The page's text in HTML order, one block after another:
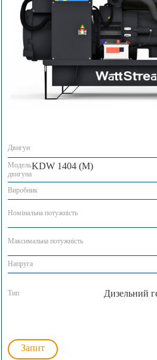
Двигун
Модель
двигуна
KDW 1404 (M)
Виробник
Номінальна потужність
Максимальна потужність
Напруга
Тип Дизельний
Запит